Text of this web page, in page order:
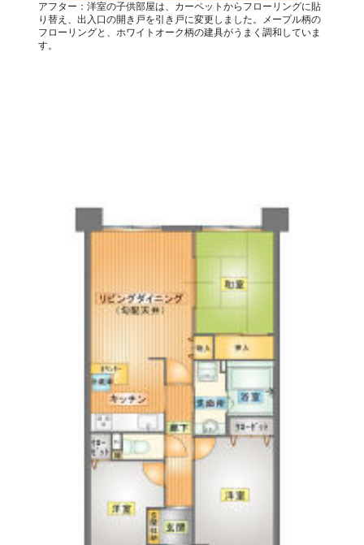
アフター：洋室の子供部屋は、カーペットからフローリングに貼
り替え、出入口の開き戸を引き戸に変更しました。メープル柄の
フローリングと、ホワイトオーク柄の建具がうまく調和していま
す。